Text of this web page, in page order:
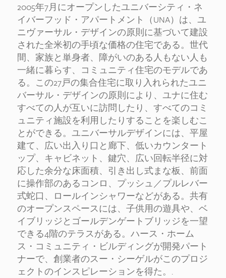
2005年7月にオープンしたユニバーシティ・ネ
イバーフッド・アパートメント（UNA）は、ユ
ニヴァーサル・デザインの原則に基づいて建設
された全米初の手頃な価格の住宅である。世代
間、家族と単身者、障がいのある人もない人も
一緒に暮らす、コミュニティ住宅のモデルであ
る。この27戸の集合住宅に取り入れられたユニ
バーサル・デザインの原則により、ユナに住む
すべての人が互いに訪問したり、すべてのコミ
ュニティ施設を利用したりすることを楽しむこ
とができる。ユニバーサルデザインには、平屋
建て、広い出入り口と廊下、低いカウンタート
ップ、キャビネット、鍵穴、広い回転半径に対
応した余分な床面積、引き出し式まな板、前面
に操作部のあるコンロ、プッシュ／プルレバー
式蛇口、ロールインシャワーなどがある。共有
のオープンスペースには、子供用の遊具や、ベ
イブリッジとゴールデンゲートブリッジを一望
できる4階のテラスがある。ハース・ホーム
ス・コミュニティ・ビルディングが開発パート
ナーで、創業者のスー・シーゲルがこのプロジ
ェクトのインスピレーションを得た。.